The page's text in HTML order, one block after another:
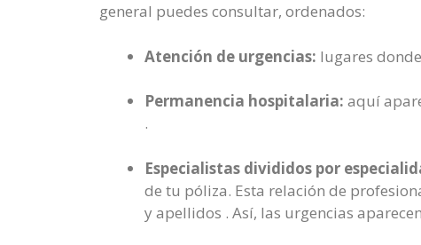
general puedes consultar, ordenados:
Atención de urgencias: lugares
Permanencia hospitalaria: aquí
.
Especialistas divididos por
de tu póliza. Esta relación de
y apellidos . Así, las urgencias